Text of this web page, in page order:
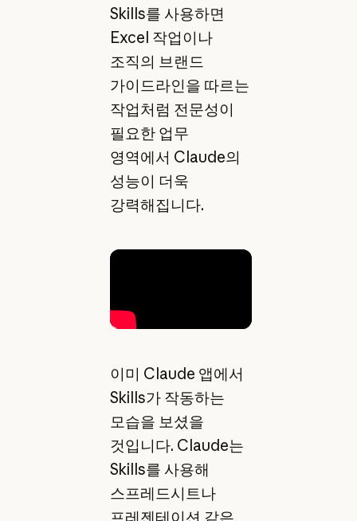
Skills를 사용하면
Excel 작업이나
조직의 브랜드
가이드라인을 따르는
작업처럼 전문성이
필요한 업무
영역에서 Claude의
성능이 더욱
강력해집니다.
이미 Claude 앱에서
Skills가 작동하는
모습을 보셨을
것입니다. Claude는
Skills를 사용해
스프레드시트나
프레젠테이션 같은